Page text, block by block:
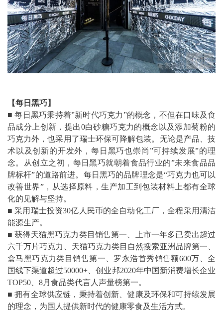
【每日黑巧】
■ 每日黑巧秉持着”新时代巧克力”的概念，不但在口味及食
品成分上创新，提出0白砂糖巧克力的概念以及添加菊粉的
巧克力外，也采用了瑞士环保可降解包装。无论是产品、技
术以及创新的开发外，每日黑巧也崇尚”可持续发展”的理
念。从创立之初，每日黑巧就朝着食品行业的”未来食品品
牌标杆”的道路前进。每日黑巧的品牌理念是“巧克力也可以
改善世界”，从选择原料，生产加工到包装材料上都有全球
化的见解与坚持。
■ 采用瑞士投资30亿人民币的全自动化工厂，全程采用清洁
能源生产。
■ 获得天猫黑巧克力类目销售第一、上市一年多已卖出超过
六千万片巧克力、天猫巧克力类目自然搜索亚洲品牌第一、
盒马黑巧克力类目销售第一、罗永浩首秀销售额600万、全
国线下渠道超过50000+、创业邦2020年中国新消费增长企业
TOP50、8月食品类代言人声量榜第一。
■ 拥有全球供应链，秉持着创新、健康及环保和可持续发展
的理念，为国人提供新时代的健康零食及生活方式。